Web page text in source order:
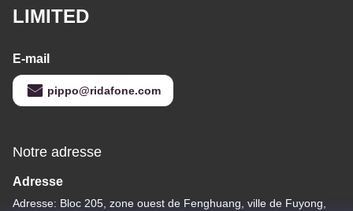
LIMITED
E-mail
pippo@ridafone.com
Notre adresse
Adresse
Adresse: Bloc 205, zone ouest de Fenghuang, ville de Fuyong,